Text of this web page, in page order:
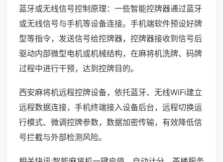
蓝牙或无线信号控制原理：一些智能控牌器通过蓝牙
或无线信号与手机等设备连接。手机端软件预设好牌
型等指令，发送信号给控牌器，控牌器接收到信号后
驱动内部微型电机或机械结构，在麻将机洗牌、码牌
过程中进行干预，达到控牌目的。
西安麻将机远程控牌设备，依托蓝牙、无线WiFi建立
远程数据连接，手机终端接入设备后台，远程切换运
行模式、微调控牌参数，数据加密传输，有效降低信
号拦截与外部检测风险。